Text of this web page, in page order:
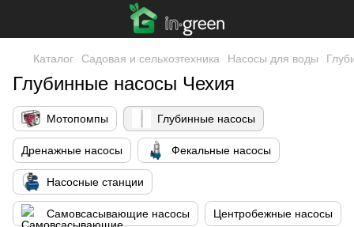
Каталог Садовая и сельхозтехника Насосы для воды
Глубинные насосы Чехия
Мотопомпы Глубинные насосы
Дренажные насосы Фекальные насосы
Насосные станции
Самовсасывающие насосы Центробежные насосы